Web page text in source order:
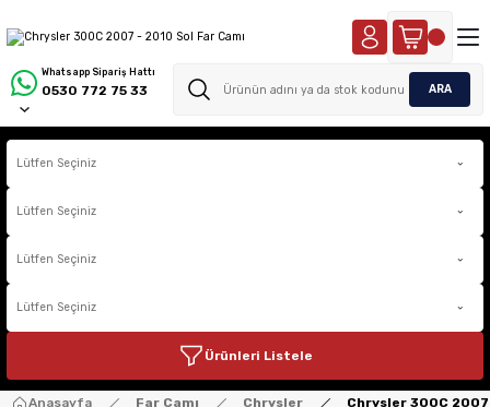
Whatsapp Sipariş Hattı
0530 772 75 33 ARA
Ürünleri Listele
Anasayfa Far Camı Chrysler Chrysler 300C 2007